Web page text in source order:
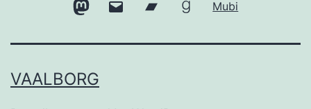
MastodonEmail BandcampGoodreads
Mubi
VAALBORG